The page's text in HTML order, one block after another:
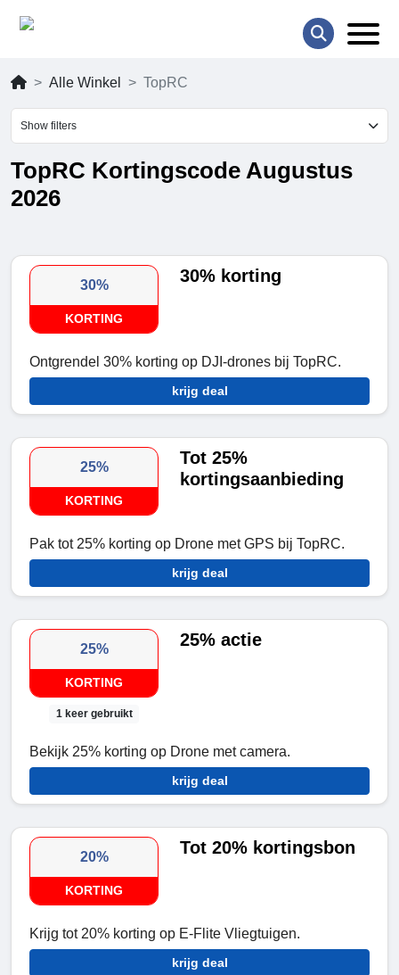
Alle Winkel TopRC
Show filters
TopRC Kortingscode Augustus
2026
30%
KORTING
30% korting
Ontgrendel 30% korting op DJI-drones bij TopRC.
krijg deal
25%
KORTING
Tot 25%
kortingsaanbieding
Pak tot 25% korting op Drone met GPS bij TopRC.
krijg deal
25%
KORTING
1 keer gebruikt
25% actie
Bekijk 25% korting op Drone met camera.
krijg deal
20%
KORTING
Tot 20% kortingsbon
Krijg tot 20% korting op E-Flite Vliegtuigen.
krijg deal